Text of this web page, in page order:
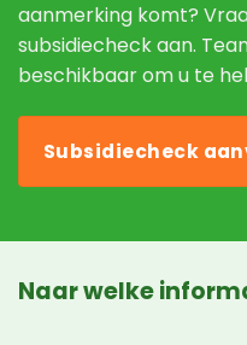
aanmerking komt?
subsidiecheck aan.
beschikbaar om u te
Subsidiecheck
Naar welke